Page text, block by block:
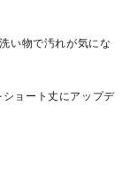
い物で汚れが気にな
ョート丈にアップデ